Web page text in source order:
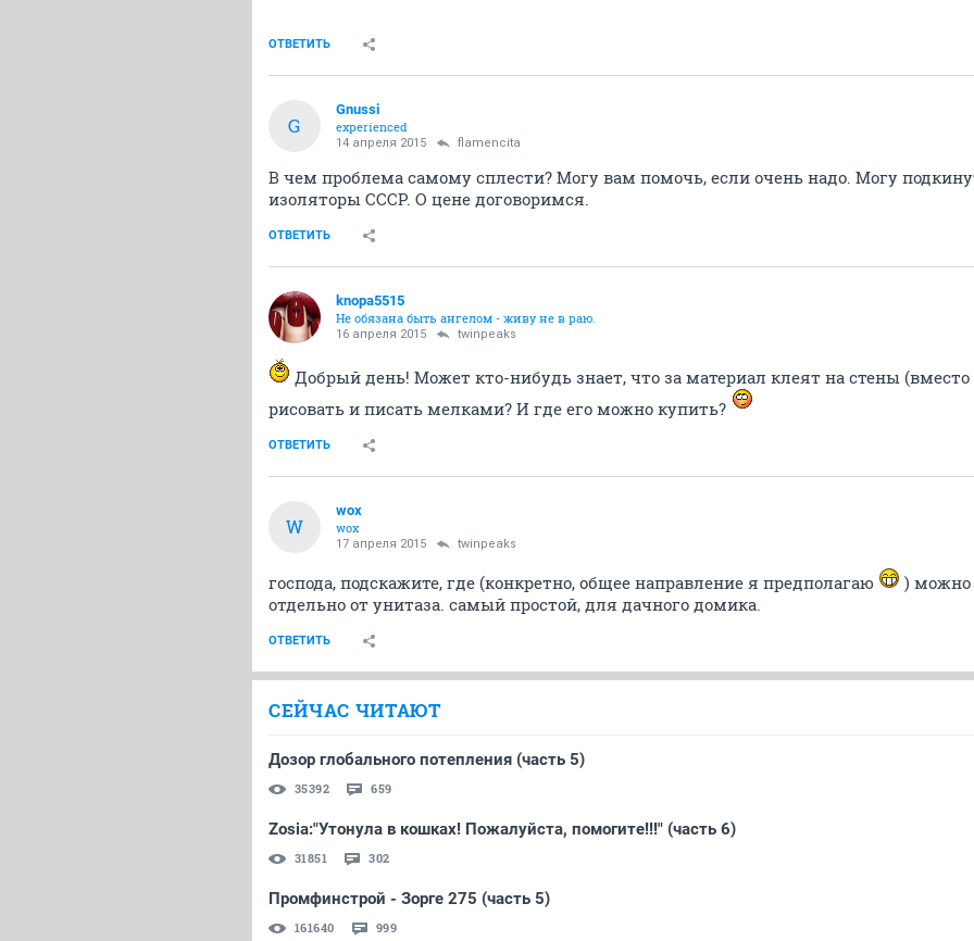
ОТВЕТИТЬ
G
Gnussi
experienced
14 апреля 2015 flamencita
В чем проблема самому сплести? Могу вам помочь, если очень надо. Могу
изоляторы СССР. О цене договоримся.
ОТВЕТИТЬ
knopa5515
Не обязана быть ангелом - живу не в раю.
16 апреля 2015 twinpeaks
Добрый день! Может кто-нибудь знает, что за материал клеят на стены
рисовать и писать мелками? И где его можно купить?
ОТВЕТИТЬ
W
wox
wox
17 апреля 2015 twinpeaks
господа, подскажите, где (конкретно, общее направление я предполагаю
) можно
отдельно от унитаза. самый простой, для дачного домика.
ОТВЕТИТЬ
СЕЙЧАС ЧИТАЮТ
Дозор глобального потепления (часть 5)
35392 659
Zosia:"Утонула в кошках! Пожалуйста, помогите!!!" (часть 6)
31851 302
Промфинстрой - Зорге 275 (часть 5)
161640 999